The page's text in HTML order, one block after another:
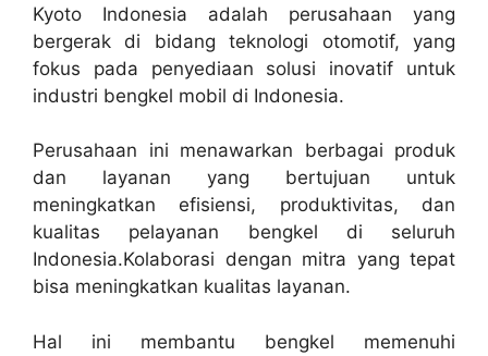
Kyoto Indonesia adalah perusahaan yang
bergerak di bidang teknologi otomotif, yang
fokus pada penyediaan solusi inovatif untuk
industri bengkel mobil di Indonesia.
Perusahaan ini menawarkan berbagai produk
dan layanan yang bertujuan untuk
meningkatkan efisiensi, produktivitas, dan
kualitas pelayanan bengkel di seluruh
Indonesia.Kolaborasi dengan mitra yang tepat
bisa meningkatkan kualitas layanan.
Hal ini membantu bengkel memenuhi